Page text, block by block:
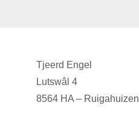
Tjeerd Engel
Lutswâl 4
8564 HA – Ruigahuizen